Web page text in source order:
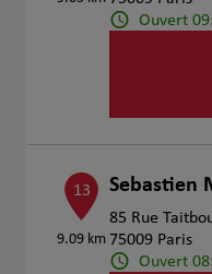
Ouvert
13
9.09 km
Sebastien
85 Rue
75009 Paris
Ouvert